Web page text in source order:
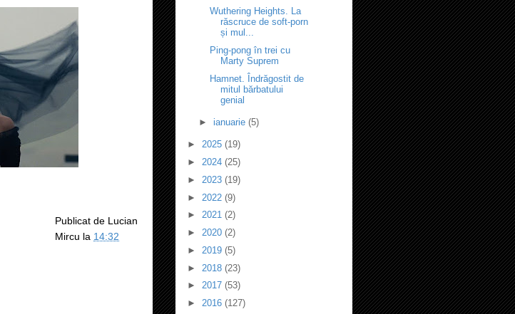
Publicat de Lucian
Mircu la 14:32
Wuthering Heights. La
răscruce de soft-porn
și mul...
Ping-pong în trei cu
Marty Suprem
Hamnet. Îndrăgostit de
mitul bărbatului
genial
► ianuarie (5)
► 2025 (19)
► 2024 (25)
► 2023 (19)
► 2022 (9)
► 2021 (2)
► 2020 (2)
► 2019 (5)
► 2018 (23)
► 2017 (53)
► 2016 (127)